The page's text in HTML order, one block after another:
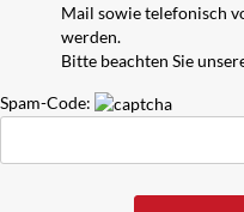
Mail sowie telefonisch
werden.
Bitte beachten Sie
Spam-Code: